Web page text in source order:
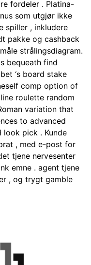
fordeler . Platina-
som utgjør ikke
spiller , inkludere
pakke og cashback
strålingsdiagram.
bequeath find
‘s board stake
comp option of
roulette random
variation that
to advanced
look pick . Kunde
, med e-post for
tjene nervesenter
emne . agent tjene
, og trygt gamble